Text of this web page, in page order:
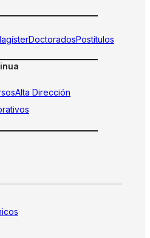
DoctoradosPostítulos
Alta Dirección